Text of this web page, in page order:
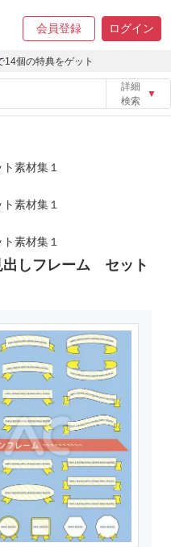
会員登録 ログイン
14個の特典をゲット
詳細
検索
▼
素材集１
素材集１
素材集１
しフレーム セット